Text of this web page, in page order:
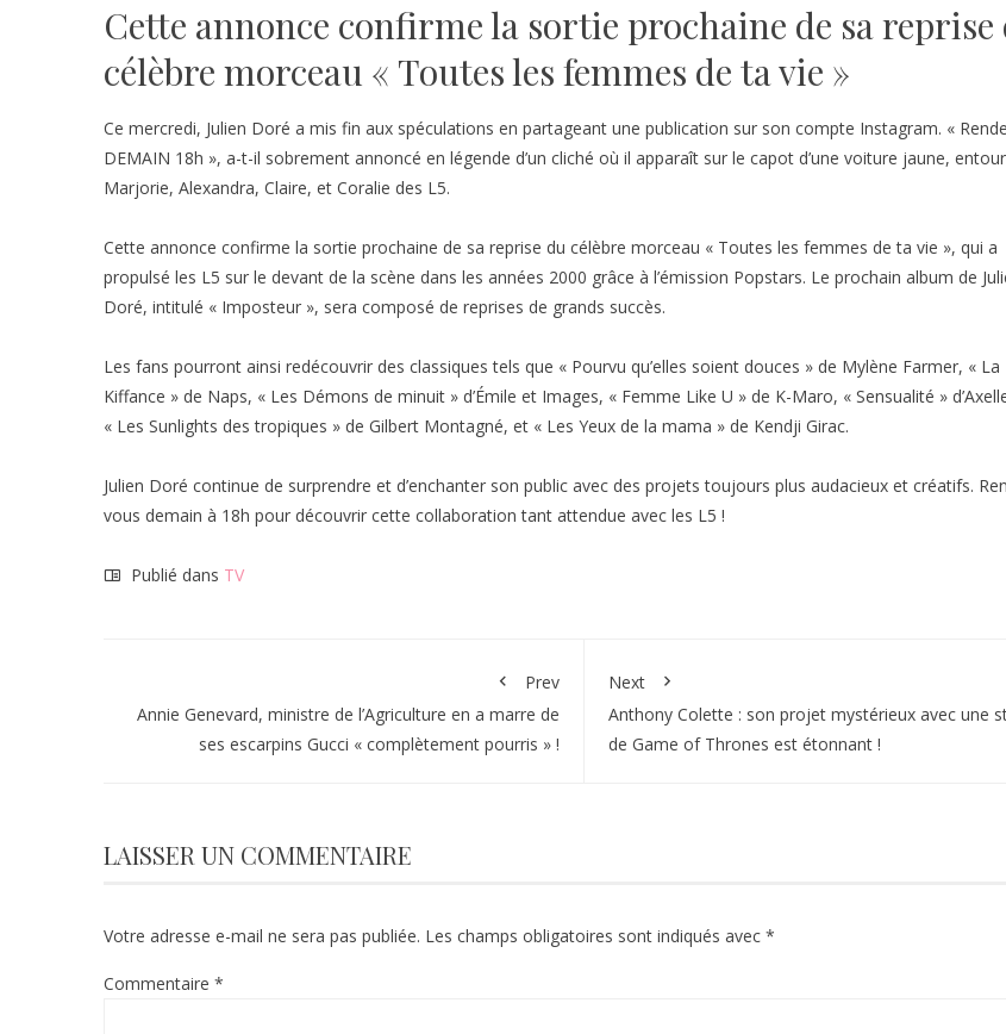
Cette annonce confirme la sortie prochaine de sa reprise
célèbre morceau « Toutes les femmes de ta vie »
Ce mercredi, Julien Doré a mis fin aux spéculations en partageant une publication sur son compte Instagram. «
DEMAIN 18h », a-t-il sobrement annoncé en légende d’un cliché où il apparaît sur le capot d’une voiture jaune,
Marjorie, Alexandra, Claire, et Coralie des L5.
Cette annonce confirme la sortie prochaine de sa reprise du célèbre morceau « Toutes les femmes de ta vie », qui a
propulsé les L5 sur le devant de la scène dans les années 2000 grâce à l’émission Popstars. Le prochain album de
Doré, intitulé « Imposteur », sera composé de reprises de grands succès.
Les fans pourront ainsi redécouvrir des classiques tels que « Pourvu qu’elles soient douces » de Mylène Farmer, « La
Kiffance » de Naps, « Les Démons de minuit » d’Émile et Images, « Femme Like U » de K-Maro, « Sensualité »
« Les Sunlights des tropiques » de Gilbert Montagné, et « Les Yeux de la mama » de Kendji Girac.
Julien Doré continue de surprendre et d’enchanter son public avec des projets toujours plus audacieux et créatifs.
vous demain à 18h pour découvrir cette collaboration tant attendue avec les L5 !
Publié dans TV
Prev
Annie Genevard, ministre de l’Agriculture en a marre de
ses escarpins Gucci « complètement pourris » !
Next
Anthony Colette : son projet mystérieux avec une
de Game of Thrones est étonnant !
LAISSER UN COMMENTAIRE
Votre adresse e-mail ne sera pas publiée. Les champs obligatoires sont indiqués avec *
Commentaire *